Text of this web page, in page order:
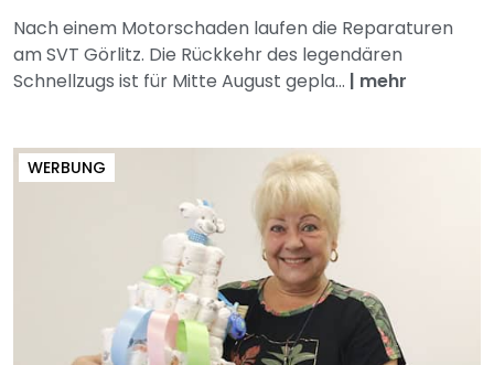
Nach einem Motorschaden laufen die Reparaturen
am SVT Görlitz. Die Rückkehr des legendären
Schnellzugs ist für Mitte August gepla... | mehr
WERBUNG